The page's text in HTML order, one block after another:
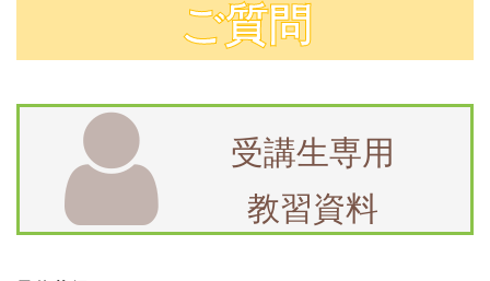
ご質問
受講生専用
教習資料